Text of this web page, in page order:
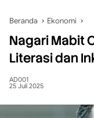
Beranda Ekonomi
Nagari Mabit
Literasi dan
AD001
25 Juli 2025